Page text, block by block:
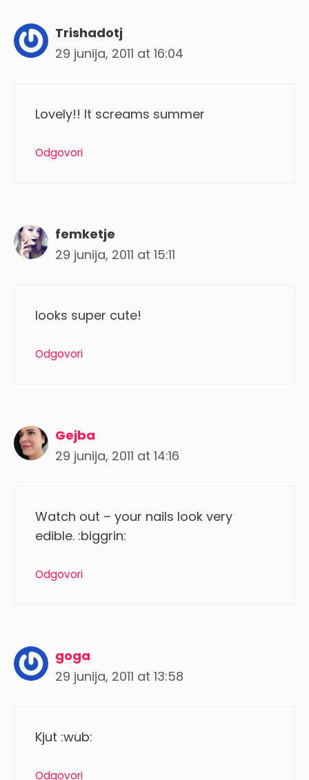
Trishadotj
29 junija, 2011 at 16:04
Lovely!! It screams summer
Odgovori
femketje
29 junija, 2011 at 15:11
looks super cute!
Odgovori
Gejba
29 junija, 2011 at 14:16
Watch out – your nails look very
edible. :biggrin:
Odgovori
goga
29 junija, 2011 at 13:58
Kjut :wub:
Odgovori